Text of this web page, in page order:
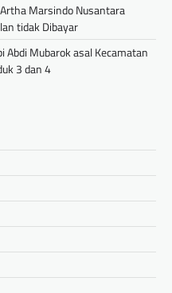
Marsindo Nusantara
tidak Dibayar
Abdi Mubarok asal Kecamatan
3 dan 4